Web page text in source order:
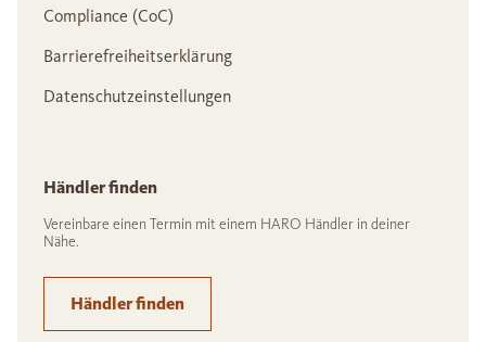
Compliance (CoC)
Barrierefreiheitserklärung
Datenschutzeinstellungen
Händler finden
Vereinbare einen Termin mit einem HARO Händler in deiner
Nähe.
Händler finden